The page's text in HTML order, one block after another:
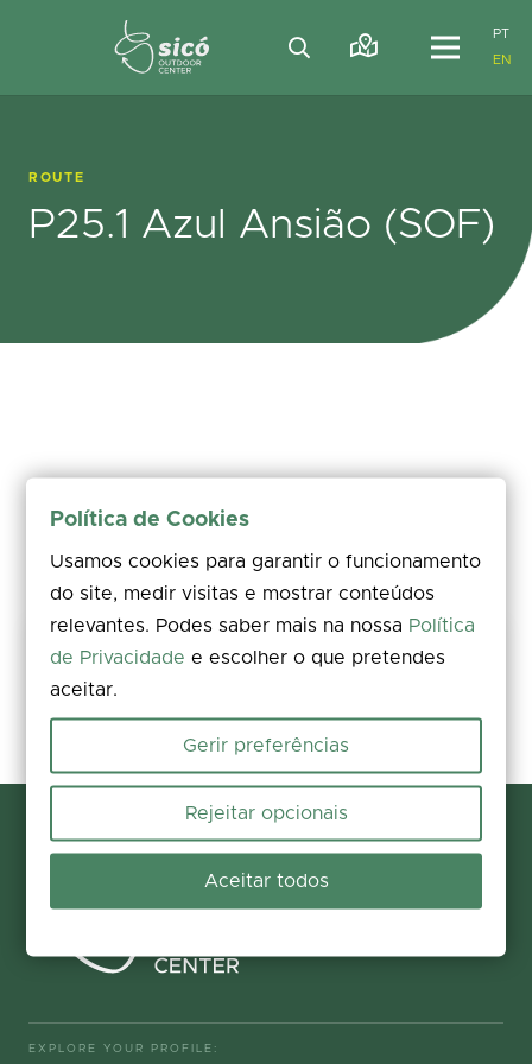
PT
EN
ROUTE
P25.1 Azul Ansião (SOF)
Keep this trail safe
Rate, comment, and add photos. Spotted an issue on the ground?
Report and contribute
EXPLORE YOUR PROFILE:
Política de Cookies
Usamos cookies para garantir o funcionamento
do site, medir visitas e mostrar conteúdos
relevantes. Podes saber mais na nossa Política
de Privacidade e escolher o que pretendes
aceitar.
Gerir preferências
Rejeitar opcionais
Aceitar todos